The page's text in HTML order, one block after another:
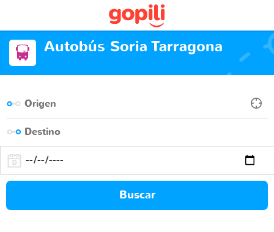
Autobús Soria Tarragona
Buscar